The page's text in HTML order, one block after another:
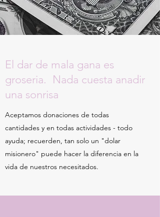
El dar de mala gana es
groseria. Nada cuesta anadir
una sonrisa
Aceptamos donaciones de todas
cantidades y en todas actividades - todo
ayuda; recuerden, tan solo un "dolar
misionero" puede hacer la diferencia en la
vida de nuestros necesitados.